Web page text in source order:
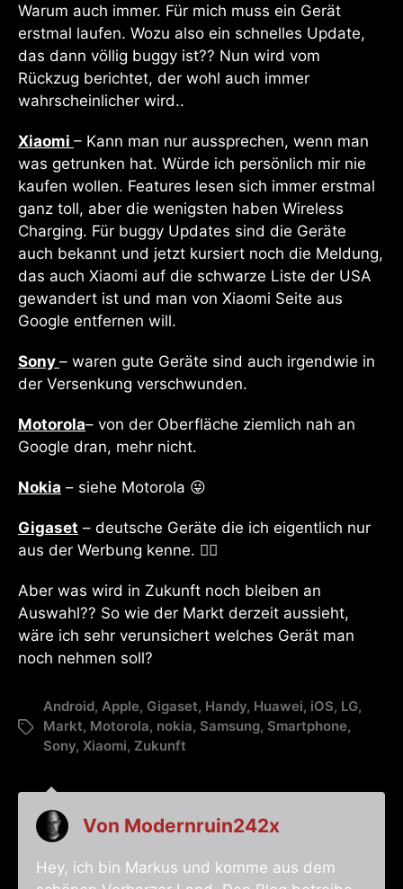
Warum auch immer. Für mich muss ein Gerät
erstmal laufen. Wozu also ein schnelles Update,
das dann völlig buggy ist?? Nun wird vom
Rückzug berichtet, der wohl auch immer
wahrscheinlicher wird..
Xiaomi – Kann man nur aussprechen, wenn man
was getrunken hat. Würde ich persönlich mir nie
kaufen wollen. Features lesen sich immer erstmal
ganz toll, aber die wenigsten haben Wireless
Charging. Für buggy Updates sind die Geräte
auch bekannt und jetzt kursiert noch die Meldung,
das auch Xiaomi auf die schwarze Liste der USA
gewandert ist und man von Xiaomi Seite aus
Google entfernen will.
Sony – waren gute Geräte sind auch irgendwie in
der Versenkung verschwunden.
Motorola– von der Oberfläche ziemlich nah an
Google dran, mehr nicht.
Nokia – siehe Motorola 😜
Gigaset – deutsche Geräte die ich eigentlich nur
aus der Werbung kenne. 🤷‍♂️
Aber was wird in Zukunft noch bleiben an
Auswahl?? So wie der Markt derzeit aussieht,
wäre ich sehr verunsichert welches Gerät man
noch nehmen soll?
Android, Apple, Gigaset, Handy, Huawei, iOS, LG,
Markt, Motorola, nokia, Samsung, Smartphone,
Sony, Xiaomi, Zukunft
Von Modernruin242x
Hey, ich bin Markus und komme aus dem